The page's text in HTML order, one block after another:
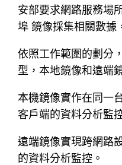
安部要求網路服務場
埠 鏡像採集相關數據
依照工作範圍的劃分
型，本地鏡像和遠端
本機鏡像實作在同一
客戶端的資料分析監
遠端鏡像實現跨網路
的資料分析監控。